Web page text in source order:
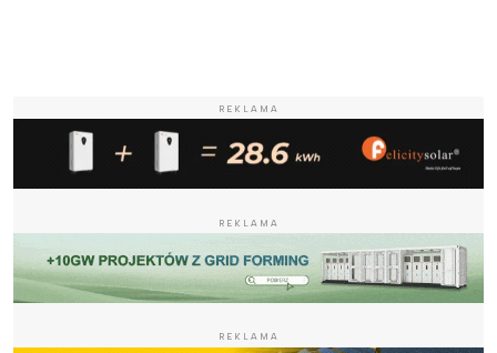
REKLAMA
REKLAMA
REKLAMA